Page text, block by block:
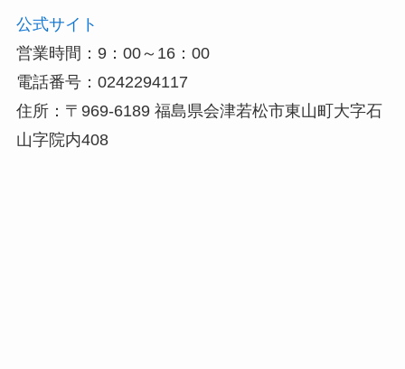
公式サイト
営業時間：9：00～16：00
電話番号：0242294117
住所：〒969-6189 福島県会津若松市東山町大字石
山字院内408